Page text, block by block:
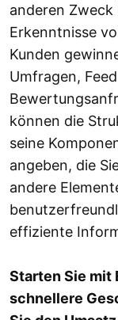
anderen
Erkenntnisse
Kunden
Umfragen,
können die
seine
angeben, die
andere
effiziente
Starten Sie mit
schnellere